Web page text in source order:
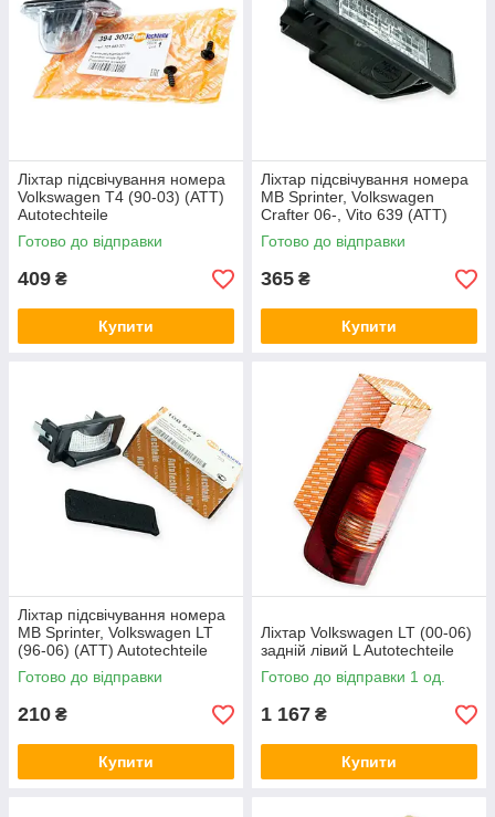
Ліхтар підсвічування номера
Volkswagen T4 (90-03) (ATT)
Autotechteile
Готово до відправки
409 ₴
Купити
Ліхтар підсвічування номера
MB Sprinter, Volkswagen
Crafter 06-, Vito 639 (ATT)
Autotechteile
Готово до відправки
365 ₴
Купити
Ліхтар підсвічування номера
MB Sprinter, Volkswagen LT
(96-06) (ATT) Autotechteile
Готово до відправки
210 ₴
Купити
Ліхтар Volkswagen LT (00-06)
задній лівий L Autotechteile
Готово до відправки 1 од.
1 167 ₴
Купити